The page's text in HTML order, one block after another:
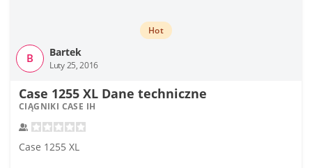
B Bartek
Luty 25, 2016
Hot
Case 1255 XL Dane techniczne
CIĄGNIKI CASE IH
Case 1255 XL